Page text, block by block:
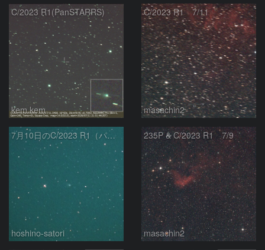
C/2023 R1(PanSTARRS)
kem.kem
C/2023 R1 7/11
masachin2
7月10日のC/2023 R1（パンスターズ彗星）
hoshino-satori
235P & C/2023 R1 7/9
masachin2